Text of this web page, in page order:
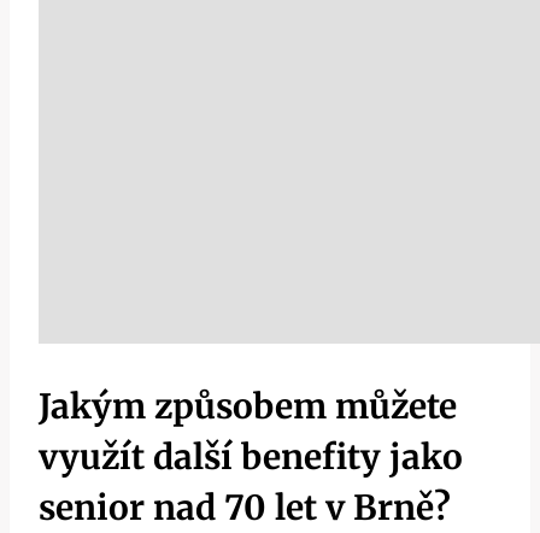
Jakým způsobem můžete
využít další benefity jako
senior nad 70 let v Brně?